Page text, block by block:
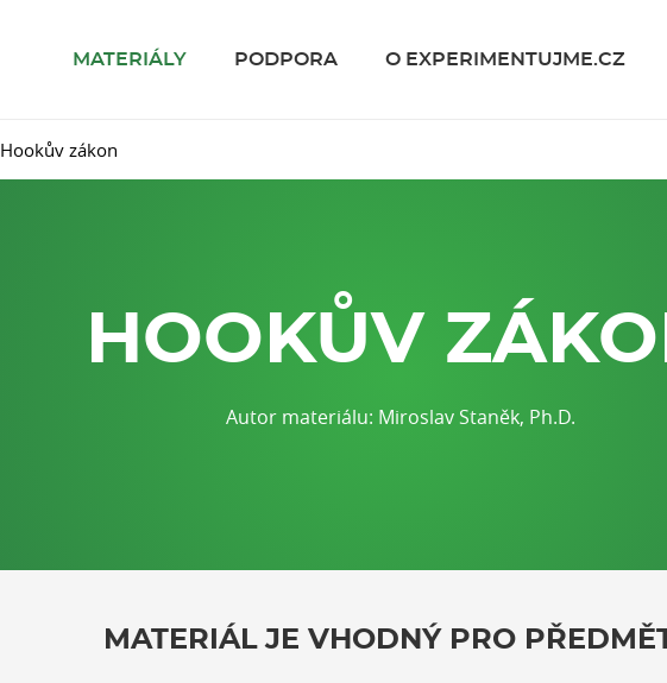
MATERIÁLY PODPORA O EXPERIMENTUJME.CZ
Hookův zákon
HOOKŮV
Autor materiálu: Miroslav Staněk, Ph.D.
MATERIÁL JE VHODNÝ PRO